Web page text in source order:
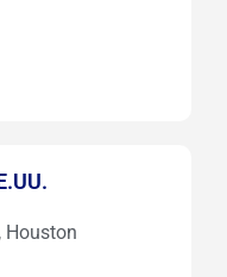
Houston